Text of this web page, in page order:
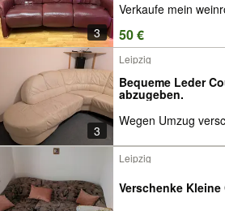
3
Verkaufe mein
50 €
3
Leipzig
Bequeme Leder
abzugeben.
Wegen Umzug
Leipzig
Verschenke